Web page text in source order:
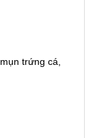
trứng cá,